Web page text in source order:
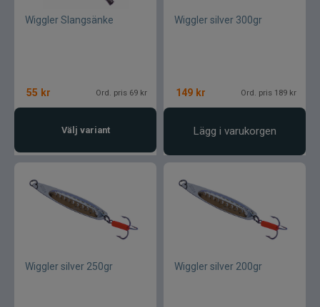
Scientific Anglers
Scott
SemperFli
Wiggler Slangsänke
55 kr Ord. pris 69 kr
Välj variant
Wiggler silver 300gr
149 kr Ord. pris 189 kr
Lägg i varukorgen
Wiggler silver 250gr Wiggler silver 200gr